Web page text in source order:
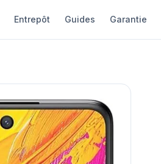
Entrepôt Guides Garantie